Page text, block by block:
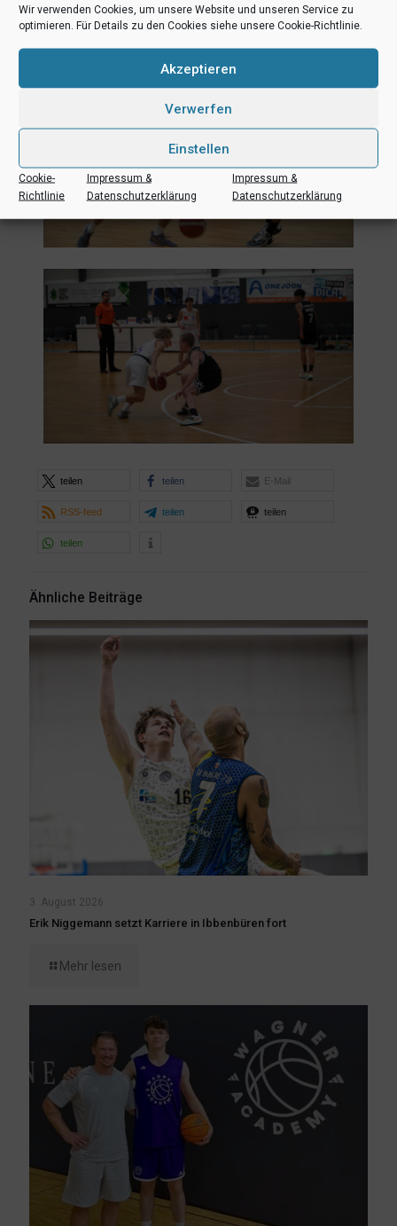
Wir verwenden Cookies, um unsere Website und unseren Service zu
optimieren. Für Details zu den Cookies siehe unsere Cookie-Richtlinie.
Akzeptieren
Verwerfen
Einstellen
Cookie-
Richtlinie
Impressum &
Datenschutzerklärung
Impressum &
Datenschutzerklärung
teilen teilen E-Mail
RSS-feed teilen teilen
teilen
Ähnliche Beiträge
3. August 2026
Erik Niggemann setzt Karriere in Ibbenbüren fort
Mehr lesen